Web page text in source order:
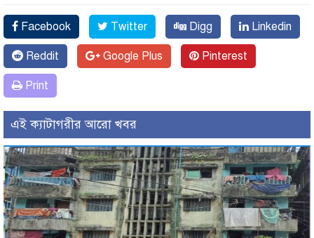
Facebook Twitter Digg Linkedin
Reddit Google Plus Pinterest
Print
এই ক্যাটাগরীর আরো খবর